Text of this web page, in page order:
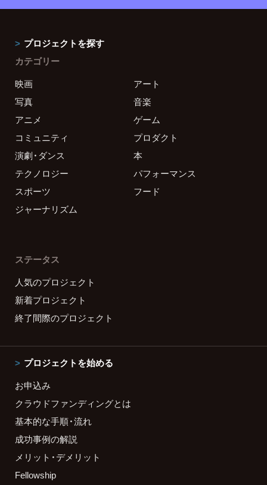
プロジェクトを探す
カテゴリー
映画
アート
写真
音楽
アニメ
ゲーム
コミュニティ
プロダクト
演劇・ダンス
本
テクノロジー
パフォーマンス
スポーツ
フード
ジャーナリズム
ステータス
人気のプロジェクト
新着プロジェクト
終了間際のプロジェクト
プロジェクトを始める
お申込み
クラウドファンディングとは
基本的な手順・流れ
成功事例の解説
メリット・デメリット
Fellowship